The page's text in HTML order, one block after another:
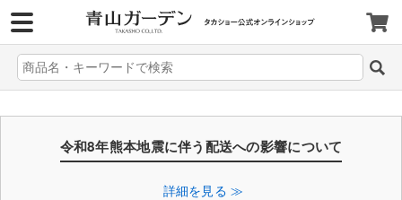
令和8年熊本地震に伴う配送への影響について
詳細を見る ≫